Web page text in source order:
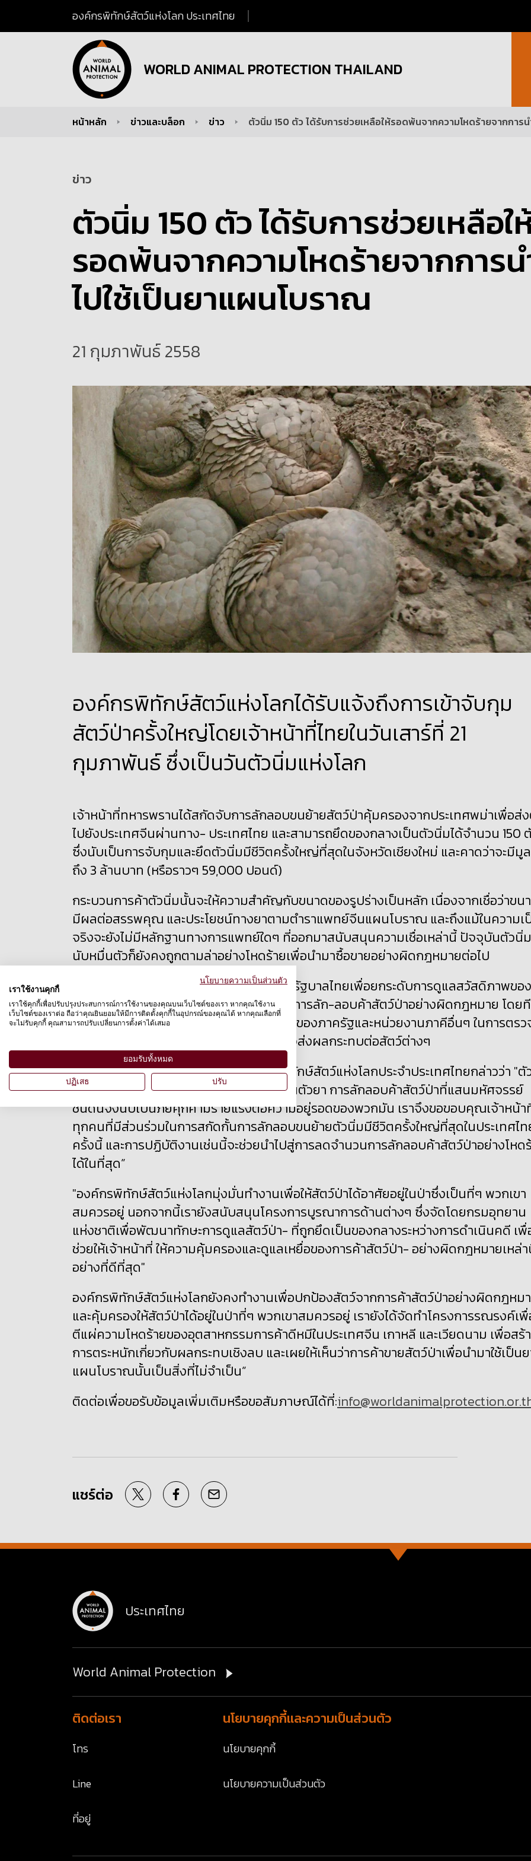
องค์กรพิทักษ์สัตว์แห่งโลก ประเทศไทย
WORLD ANIMAL PROTECTION THAILAND
You are here:หน้าหลัก ข่าวและบล็อก ข่าว ตัวนิ่ม 150 ตัว ได้รับการช่วยเหลือให้รอดพ้นจากความโหดร้ายจากการ
ตัวนิ่ม 150 ตัว ได้รับการช่วยเหลือใ
รอดพ้นจากความโหดร้ายจากการ
ไปใช้เป็นยาแผนโบราณ
ข่าว
21 กุมภาพันธ์ 2558
องค์กรพิทักษ์สัตว์แห่งโลกได้รับแจ้งถึงการเข้าจับกุม
สัตว์ป่าครั้งใหญ่โดยเจ้าหน้าที่ไทยในวันเสาร์ที่ 21
กุมภาพันธ์ ซึ่งเป็นวันตัวนิ่มแห่งโลก
เจ้าหน้าที่ทหารพรานได้สกัดจับการลักลอบขนย้ายสัตว์ป่าคุ้มครองจากประเทศพม่าเพื่อส่
ไปยังประเทศจีนผ่านทาง- ประเทศไทย และสามารถยึดของกลางเป็นตัวนิ่มได้จำนวน 150
ซึ่งนับเป็นการจับกุมและยึดตัวนิ่มมีชีวิตครั้งใหญ่ที่สุดในจังหวัดเชียงใหม่ และคาดว่าจะมีมู
ถึง 3 ล้านบาท (หรือราวๆ 59,000 ปอนด์)
กระบวนการค้าตัวนิ่มนั้นจะให้ความสำคัญกับขนาดของรูปร่างเป็นหลัก เนื่องจากเชื่อว่าขน
มีผลต่อสรรพคุณ และประโยชน์ทางยาตามตำราแพทย์จีนแผนโบราณ และถึงแม้ในความเ
จริงจะยังไม่มีหลักฐานทางการแพทย์ใดๆ ที่ออกมาสนับสนุนความเชื่อเหล่านี้ ปัจจุบันตัวนิ่ม
นับหมื่นตัวก็ยังคงถูกตามล่าอย่างโหดร้ายเพื่อนำมาซื้อขายอย่างผิดกฎหมายต่อไป
องค์กรพิทักษ์สัตว์แห่งโลกได้ทำงานร่วมกับรัฐบาลไทยเพื่อยกระดับการดูแลสวัสดิภาพของ
สัตว์ป่าที่ถูกยึดเป็นของกลางจากการจับกุมการลัก-ลอบค้าสัตว์ป่าอย่างผิดกฎหมาย โดย
งานขององค์กรฯ ได้คอยช่วยเหลือหน่วยงานของภาครัฐและหน่วยงานภาคีอื่นๆ ในการตรว
สอบและป้องกันการกระทำผิดกฎหมายที่อาจส่งผลกระทบต่อสัตว์ต่างๆ
คุณสุภาภรณ์ ลาสต์ ผู้อำนวยการองค์กรพิทักษ์สัตว์แห่งโลกประจำประเทศไทยกล่าวว่า "ตั
นิ่มนั้นสมควรที่จะได้อาศัยอยู่ในป่า ไม่ใช่อยู่ในตัวยา การลักลอบค้าสัตว์ป่าที่แสนมหัศจรรย์
ชนิดนี้จึงนับเป็นภัยคุกคามร้ายแรงต่อความอยู่รอดของพวกมัน เราจึงขอขอบคุณเจ้าหน้า
ทุกคนที่มีส่วนร่วมในการสกัดกั้นการลักลอบขนย้ายตัวนิ่มมีชีวิตครั้งใหญ่ที่สุดในประเทศไท
ครั้งนี้ และการปฏิบัติงานเช่นนี้จะช่วยนำไปสู่การลดจำนวนการลักลอบค้าสัตว์ป่าอย่างโหด
ได้ในที่สุด”
"องค์กรพิทักษ์สัตว์แห่งโลกมุ่งมั่นทำงานเพื่อให้สัตว์ป่าได้อาศัยอยู่ในป่าซึ่งเป็นที่ๆ พวกเขา
สมควรอยู่ นอกจากนี้เรายังสนับสนุนโครงการบูรณาการด้านต่างๆ ซึ่งจัดโดยกรมอุทยาน
แห่งชาติเพื่อพัฒนาทักษะการดูแลสัตว์ป่า- ที่ถูกยึดเป็นของกลางระหว่างการดำเนินคดี เพื่
ช่วยให้เจ้าหน้าที่ ให้ความคุ้มครองและดูแลเหยื่อของการค้าสัตว์ป่า- อย่างผิดกฎหมายเหล่
อย่างที่ดีที่สุด"
องค์กรพิทักษ์สัตว์แห่งโลกยังคงทำงานเพื่อปกป้องสัตว์จากการค้าสัตว์ป่าอย่างผิดกฎหม
และคุ้มครองให้สัตว์ป่าได้อยู่ในป่าที่ๆ พวกเขาสมควรอยู่ เรายังได้จัดทำโครงการรณรงค์เ
ตีแผ่ความโหดร้ายของอุตสาหกรรมการค้าดีหมีในประเทศจีน เกาหลี และเวียดนาม เพื่อสร้
การตระหนักเกี่ยวกับผลกระทบเชิงลบ และเผยให้เห็นว่าการค้าขายสัตว์ป่าเพื่อนำมาใช้เป็น
แผนโบราณนั้นเป็นสิ่งที่ไม่จำเป็น”
ติดต่อเพื่อขอรับข้อมูลเพิ่มเติมหรือขอสัมภาษณ์ได้ที่:
แชร์ต่อ
ประเทศไทย
World Animal Protection
ติดต่อเรา
โทร
Line
ที่อยู่
นโยบายคุกกี้และความเป็นส่วนตัว
นโยบายคุกกี้
นโยบายความเป็นส่วนตัว
นโยบายความเป็นส่วนตัว
เราใช้งานคุกกี้
เราใช้คุกกี้เพื่อปรับปรุงประสบการณ์การใช้งานของคุณบนเว็บไซต์ของเรา หากคุณใช้งาน
เว็บไซต์ของเราต่อ ถือว่าคุณยินยอมให้มีการติดตั้งคุกกี้ในอุปกรณ์ของคุณได้ หากคุณเลือกที่
จะไม่รับคุกกี้ คุณสามารถปรับเปลี่ยนการตั้งค่าได้เสมอ
ยอมรับทั้งหมด
ปฏิเสธ ปรับ